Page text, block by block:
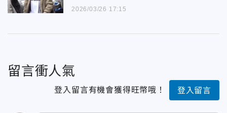
2026/03/26 17:15
留言衝人氣
登入留言有機會獲得旺幣哦！ 登入留言